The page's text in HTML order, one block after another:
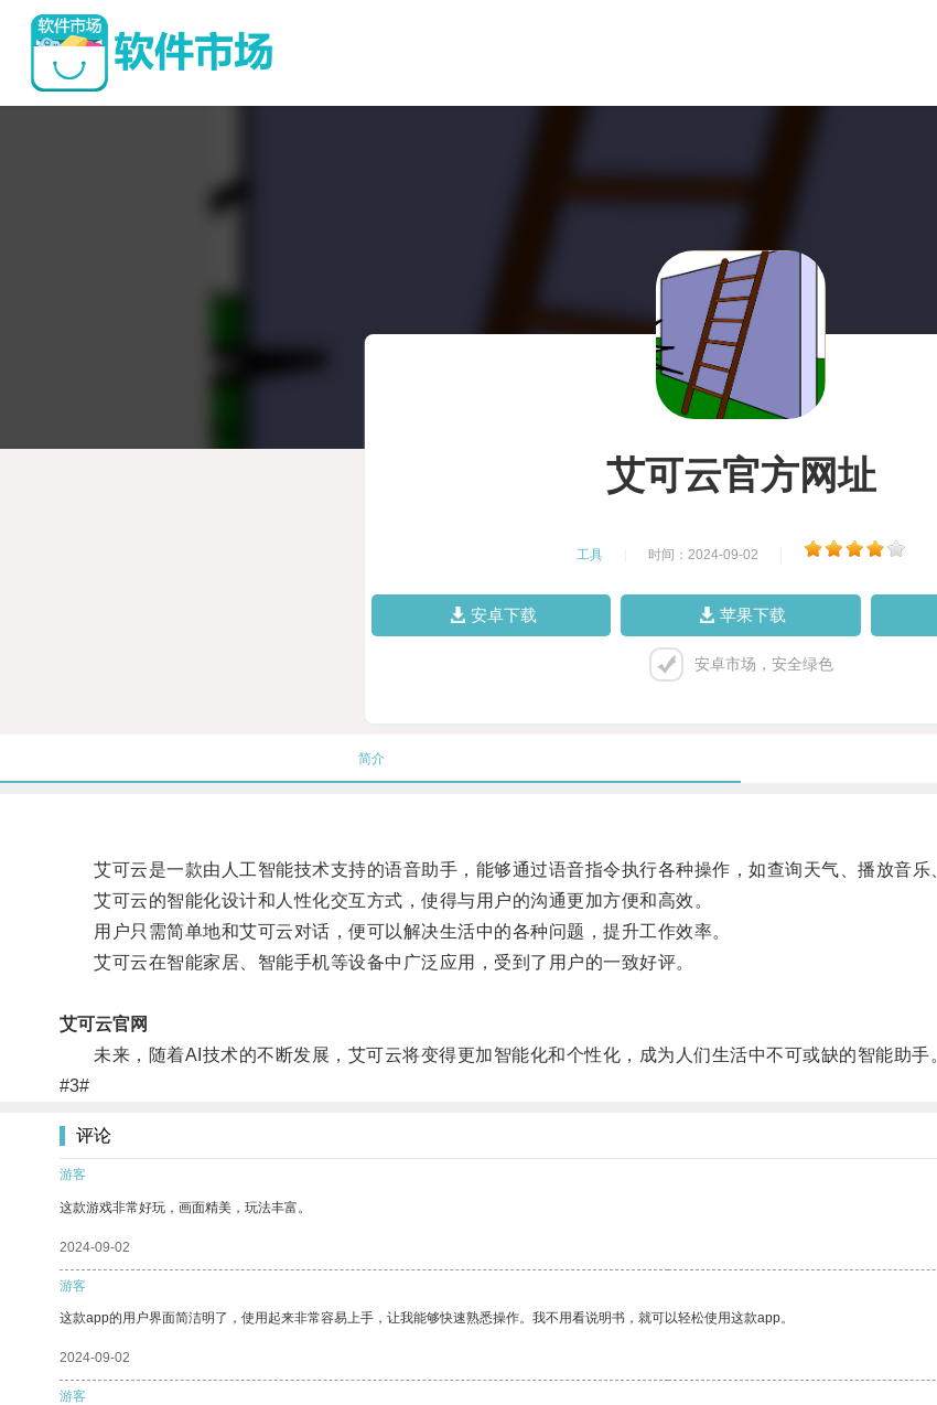
艾可云官方网址
工具 时间：2024-09-02
安卓下载 苹果下载
安卓市场，安全绿色
简介
艾可云是一款由人工智能技术支持的语音助手，能够通过语音指令执行各种操作，如查询天气、播放音乐
艾可云的智能化设计和人性化交互方式，使得与用户的沟通更加方便和高效。
用户只需简单地和艾可云对话，便可以解决生活中的各种问题，提升工作效率。
艾可云在智能家居、智能手机等设备中广泛应用，受到了用户的一致好评。
艾可云官网
未来，随着AI技术的不断发展，艾可云将变得更加智能化和个性化，成为人们生活中不可或缺的智能助手
#3#
评论
游客
这款游戏非常好玩，画面精美，玩法丰富。
2024-09-02
游客
这款app的用户界面简洁明了，使用起来非常容易上手，让我能够快速熟悉操作。我不用看说明书，就可以轻松使用这款app。
2024-09-02
游客